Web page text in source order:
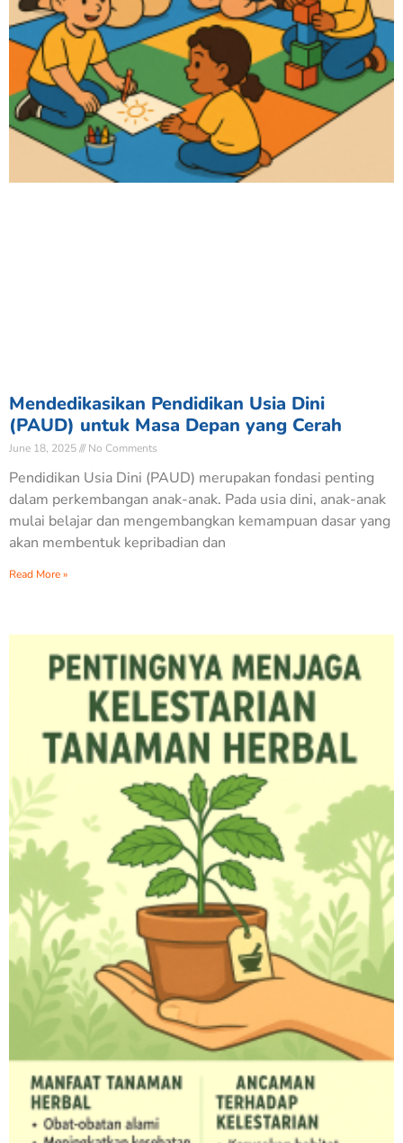
Mendedikasikan Pendidikan Usia Dini
(PAUD) untuk Masa Depan yang Cerah
June 18, 2025 No Comments
Pendidikan Usia Dini (PAUD) merupakan fondasi penting
dalam perkembangan anak-anak. Pada usia dini, anak-anak
mulai belajar dan mengembangkan kemampuan dasar yang
akan membentuk kepribadian dan
Read More »